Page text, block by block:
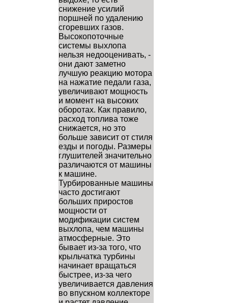
снижение усилий
поршней по удалению
сгоревших газов.
Высокопоточные
системы выхлопа
нельзя недооценивать, -
они дают заметно
лучшую реакцию мотора
на нажатие педали газа,
увеличивают мощность
и момент на высоких
оборотах. Как правило,
расход топлива тоже
снижается, но это
больше зависит от стиля
езды и погоды. Размеры
глушителей значительно
различаются от машины
к машине.
Турбированные машины
часто достигают
больших приростов
мощности от
модификации систем
выхлопа, чем машины
атмосферные. Это
бывает из-за того, что
крыльчатка турбины
начинает вращаться
быстрее, из-за чего
увеличивается давления
во впускном коллекторе